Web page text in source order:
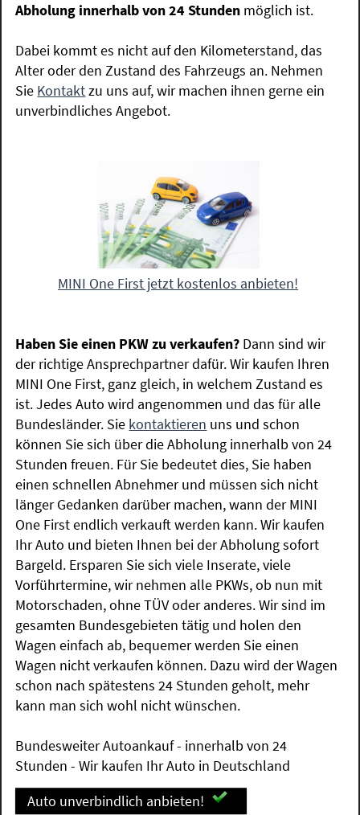
Abholung innerhalb von 24 Stunden möglich ist.
Dabei kommt es nicht auf den Kilometerstand, das
Alter oder den Zustand des Fahrzeugs an. Nehmen
Sie Kontaktzu uns auf, wir machen ihnen gerne ein
unverbindliches Angebot.
MINI One First jetzt kostenlos anbieten!
Haben Sie einen PKW zu verkaufen? Dann sind wir
der richtige Ansprechpartner dafür. Wir kaufen Ihren
MINI One First, ganz gleich, in welchem Zustand es
ist. Jedes Auto wird angenommen und das für alle
Bundesländer. Sie kontaktieren uns und schon
können Sie sich über die Abholung innerhalb von 24
Stunden freuen. Für Sie bedeutet dies, Sie haben
einen schnellen Abnehmer und müssen sich nicht
länger Gedanken darüber machen, wann der MINI
One First endlich verkauft werden kann. Wir kaufen
Ihr Auto und bieten Ihnen bei der Abholung sofort
Bargeld. Ersparen Sie sich viele Inserate, viele
Vorführtermine, wir nehmen alle PKWs, ob nun mit
Motorschaden, ohne TÜV oder anderes. Wir sind im
gesamten Bundesgebieten tätig und holen den
Wagen einfach ab, bequemer werden Sie einen
Wagen nicht verkaufen können. Dazu wird der Wagen
schon nach spätestens 24 Stunden geholt, mehr
kann man sich wohl nicht wünschen.
Bundesweiter Autoankauf - innerhalb von 24
Stunden - Wir kaufen Ihr Auto in Deutschland
Auto unverbindlich anbieten!